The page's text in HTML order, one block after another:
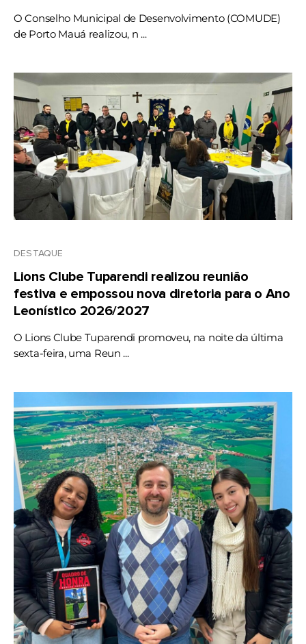
O Conselho Municipal de Desenvolvimento (COMUDE)
de Porto Mauá realizou, n ...
DESTAQUE
Lions Clube Tuparendi realizou reunião
festiva e empossou nova diretoria para o Ano
Leonístico 2026/2027
O Lions Clube Tuparendi promoveu, na noite da última
sexta-feira, uma Reun ...